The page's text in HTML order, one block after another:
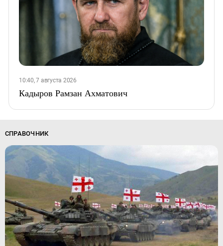
10:40, 7 августа 2026
Кадыров Рамзан Ахматович
СПРАВОЧНИК